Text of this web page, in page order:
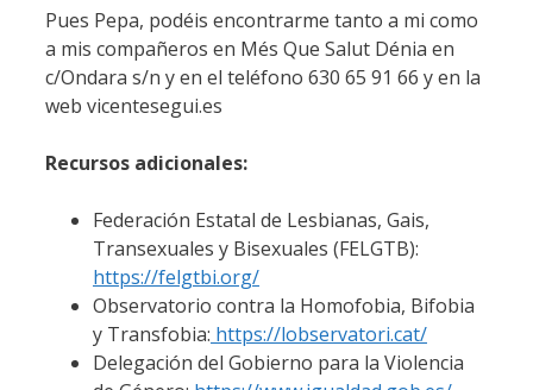
Pues Pepa, podéis encontrarme tanto a mi como
a mis compañeros en Més Que Salut Dénia en
c/Ondara s/n y en el teléfono 630 65 91 66 y en la
web vicentesegui.es
Recursos adicionales:
Federación Estatal de Lesbianas, Gais,
Transexuales y Bisexuales (FELGTB):
https://felgtbi.org/
Observatorio contra la Homofobia, Bifobia
y Transfobia: https://lobservatori.cat/
Delegación del Gobierno para la Violencia